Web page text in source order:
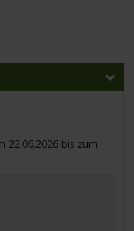
22.06.2026 bis zum